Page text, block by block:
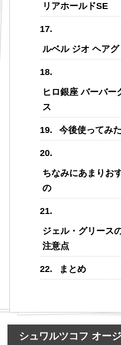
リアホールドSE
ルベル ジオ ヘア
ヒロ銀座 バーバー
ス
今後使ってみ
ちなみにあまりお
の
ジェル・グリース
注意点
まとめ
シュワルツコフ オー